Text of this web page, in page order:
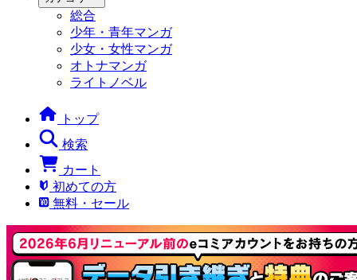
総合
少年・青年マンガ
少女・女性マンガ
オトナマンガ
ライトノベル
トップ
検索
カート
初めての方
無料・セール